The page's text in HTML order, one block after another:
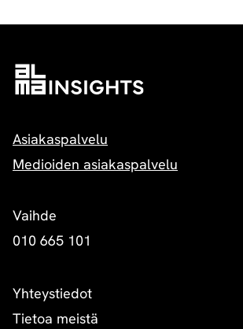
Asiakaspalvelu
Medioiden asiakaspalvelu
Vaihde
010 665 101
Yhteystiedot
Tietoa meistä